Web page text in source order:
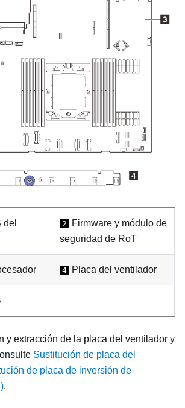
del
2
Firmware y módulo de
seguridad de RoT
4 Placa del ventilador
y extracción de la placa del ventilador y
Sustitución de placa del
de placa de inversión de
.